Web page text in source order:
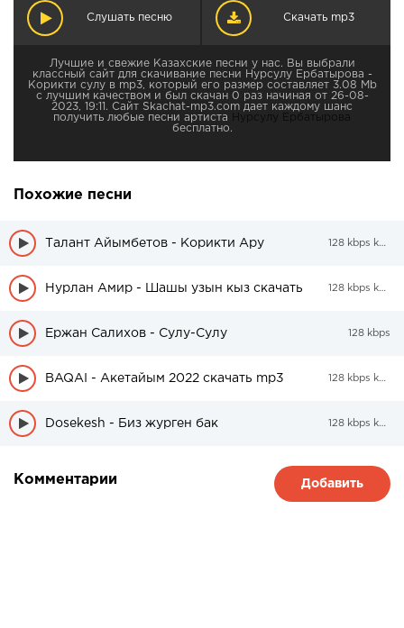
Слушать песню Скачать mp3
Лучшие и свежие Казахские песни у нас. Вы выбрали
классный сайт для скачивание песни Нурсулу Ербатырова -
Корикти сулу в mp3, который его размер составляет 3.08 Mb
с лучшим качеством и был скачан 0 раз начиная от 26-08-
2023, 19:11. Сайт Skachat-mp3.com дает каждому шанс
получить любые песни артиста
Нурсулу Ербатырова
бесплатно.
Похожие песни
Талант Айымбетов - Корикти Ару 128 kbps kbps
Нурлан Амир - Шашы узын кыз скачать 128 kbps kbps
Ержан Салихов - Сулу-Сулу 128 kbps
BAQAI - Акетайым 2022 скачать mp3 128 kbps kbps
Dosekesh - Биз журген бак 128 kbps kbps
Комментарии Добавить